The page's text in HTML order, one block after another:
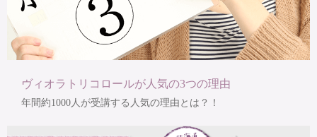
ヴィオラトリコロールが人気の3つの理由
年間約1000人が受講する人気の理由とは？！